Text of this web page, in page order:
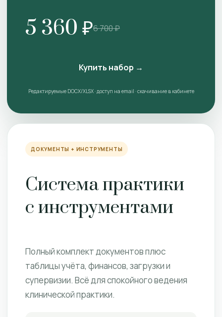
5 360 ₽6 700 ₽
Купить набор →
Редактируемые DOCX/XLSX · доступ на email · скачивание в кабинете
ДОКУМЕНТЫ + ИНСТРУМЕНТЫ
Система практики
с инструментами
Полный комплект документов плюс
таблицы учёта, финансов, загрузки и
супервизии. Всё для спокойного ведения
клинической практики.